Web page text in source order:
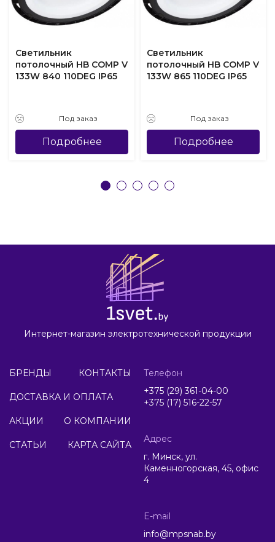
Светильник
потолочный HB COMP V
133W 840 110DEG IP65
Под заказ
Подробнее
Светильник
потолочный HB COMP V
133W 865 110DEG IP65
Под заказ
Подробнее
Интернет-магазин электротехнической продукции
БРЕНДЫ КОНТАКТЫ
ДОСТАВКА И ОПЛАТА
АКЦИИ О КОМПАНИИ
СТАТЬИ КАРТА САЙТА
Телефон
+375 (29) 361-04-00
+375 (17) 516-22-57
Адрес
г. Минск, ул.
Каменногорская, 45, офис
4
E-mail
info@mpsnab.by